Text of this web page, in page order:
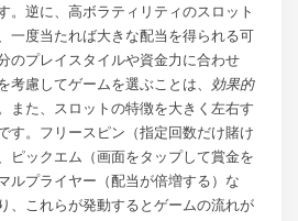
。逆に、高ボラティリティのスロット
一度当たれば大きな配当を得られる可
のプレイスタイルや資金力に合わせ
慮してゲームを選ぶことは、 効果的
また、スロットの特徴を大きく左右す
す。フリースピン（指定回数だけ賭け
ピックエム（画面をタップして賞金を
ルプライヤー（配当が倍増する）な
、これらが発動するとゲームの流れが